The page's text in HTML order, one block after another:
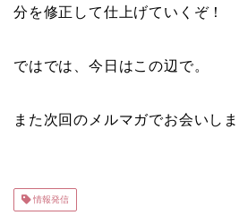
分を修正して仕上げていくぞ！
ではでは、今日はこの辺で。
また次回のメルマガでお会いしま
情報発信